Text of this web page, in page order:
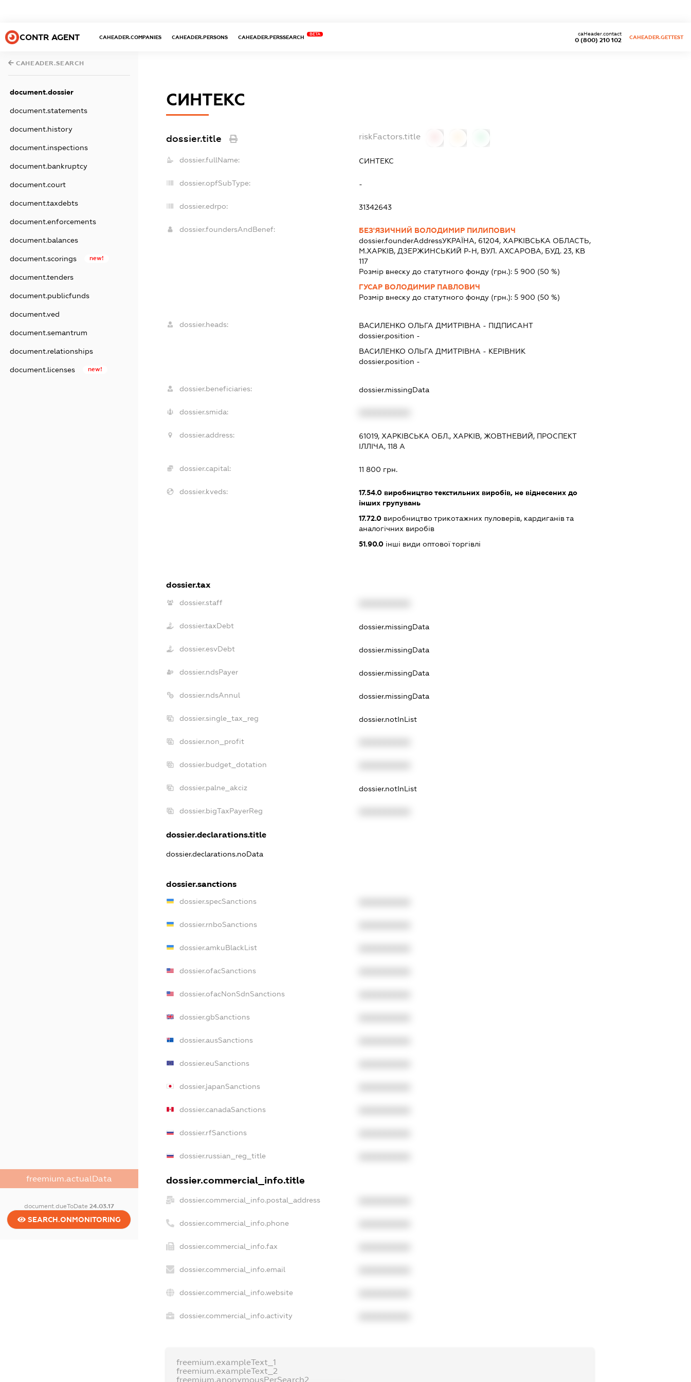
CONTR AGENT CAHEADER.COMPANIES CAHEADER.PERSONS CAHEADER.PERSSEARCH
BETA
0 (800) 210 102
caHeader.contact
CAHEADER.GETTEST
CAHEADER.SEARCH
document.dossier
document.statements
document.history
document.inspections
document.bankruptcy
document.court
document.taxdebts
document.enforcements
document.balances
document.scorings new!
document.tenders
document.publicfunds
document.ved
document.semantrum
document.relationships
document.licenses new!
freemium.actualData
document.dueToDate 24.03.17
SEARCH.ONMONITORING
СИНТЕКС
dossier.title riskFactors.title
dossier.fullName: СИНТЕКС
dossier.opfSubType: -
dossier.edrpo: 31342643
dossier.foundersAndBenef:
БЕЗ'ЯЗИЧНИЙ ВОЛОДИМИР ПИЛИПОВИЧ
dossier.founderAddressУКРАЇНА, 61204, ХАРКIВСЬКА ОБЛАСТЬ,
М.ХАРКІВ, ДЗЕРЖИНСЬКИЙ Р-Н, ВУЛ. АХСАРОВА, БУД. 23, КВ
117
Розмір внеску до статутного фонду (грн.): 5 900 (50 %)
ГУСАР ВОЛОДИМИР ПАВЛОВИЧ
Розмір внеску до статутного фонду (грн.): 5 900 (50 %)
dossier.heads: ВАСИЛЕНКО ОЛЬГА ДМИТРІВНА - ПІДПИСАНТ
dossier.position -
ВАСИЛЕНКО ОЛЬГА ДМИТРІВНА - КЕРІВНИК
dossier.position -
dossier.beneficiaries: dossier.missingData
dossier.smida:
dossier.address:
61019, ХАРКІВСЬКА ОБЛ., ХАРКІВ, ЖОВТНЕВИЙ, ПРОСПЕКТ
ІЛЛІЧА, 118 А
dossier.capital: 11 800 грн.
dossier.kveds: 17.54.0виробництво текстильних виробів, не віднесених до
інших групувань
17.72.0виробництво трикотажних пуловерів, кардиганів та
аналогічних виробів
51.90.0інші види оптової торгівлі
dossier.tax
dossier.staff
dossier.taxDebt dossier.missingData
dossier.esvDebt dossier.missingData
dossier.ndsPayer dossier.missingData
dossier.ndsAnnul dossier.missingData
dossier.single_tax_reg dossier.notInList
dossier.non_profit
dossier.budget_dotation
dossier.palne_akciz dossier.notInList
dossier.bigTaxPayerReg
dossier.declarations.title
dossier.declarations.noData
dossier.sanctions
dossier.specSanctions
dossier.rnboSanctions
dossier.amkuBlackList
dossier.ofacSanctions
dossier.ofacNonSdnSanctions
dossier.gbSanctions
dossier.ausSanctions
dossier.euSanctions
dossier.japanSanctions
dossier.canadaSanctions
dossier.rfSanctions
dossier.russian_reg_title
dossier.commercial_info.title
dossier.commercial_info.postal_address
dossier.commercial_info.phone
dossier.commercial_info.fax
dossier.commercial_info.email
dossier.commercial_info.website
dossier.commercial_info.activity
freemium.exampleText_1
freemium.exampleText_2
freemium.anonymousPerSearch2